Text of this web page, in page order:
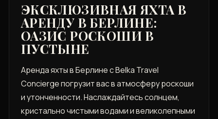
ЭКСКЛЮЗИВНАЯ ЯХТА В
АРЕНДУ В БЕРЛИНЕ:
ОАЗИС РОСКОШИ В
ПУСТЫНЕ
Аренда яхты в Берлине с Belka Travel
Concierge погрузит вас в атмосферу роскоши
и утонченности. Наслаждайтесь солнцем,
кристально чистыми водами и великолепными